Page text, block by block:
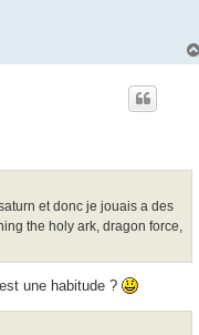
et donc je jouais a des
the holy ark, dragon force,
une habitude ?